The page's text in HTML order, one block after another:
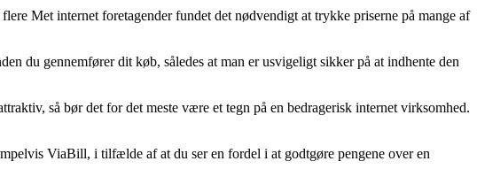
Met internet foretagender fundet det nødvendigt at trykke priserne på mange af
du gennemfører dit køb, således at man er usvigeligt sikker på at indhente den
så bør det for det meste være et tegn på en bedragerisk internet virksomhed.
ViaBill, i tilfælde af at du ser en fordel i at godtgøre pengene over en